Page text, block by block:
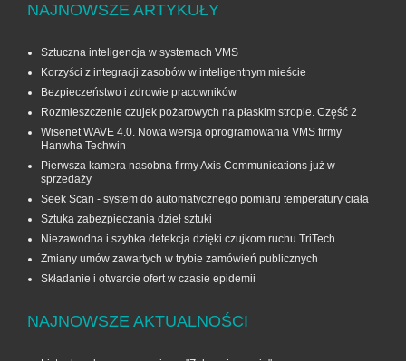
NAJNOWSZE ARTYKUŁY
Sztuczna inteligencja w systemach VMS
Korzyści z integracji zasobów w inteligentnym mieście
Bezpieczeństwo i zdrowie pracowników
Rozmieszczenie czujek pożarowych na płaskim stropie. Część 2
Wisenet WAVE 4.0. Nowa wersja oprogramowania VMS firmy
Hanwha Techwin
Pierwsza kamera nasobna firmy Axis Communications już w
sprzedaży
Seek Scan - system do automatycznego pomiaru temperatury ciała
Sztuka zabezpieczania dzieł sztuki
Niezawodna i szybka detekcja dzięki czujkom ruchu TriTech
Zmiany umów zawartych w trybie zamówień publicznych
Składanie i otwarcie ofert w czasie epidemii
NAJNOWSZE AKTUALNOŚCI